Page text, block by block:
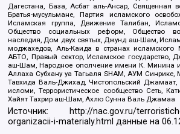
Дагестана, База, Асбат аль-Ансар, Священная
Братья-мусульмане, Партия исламского
Исламская группа, Движение Талибан,
Общество социальных реформ, Общество
наследия, Дом двух святых, Джунд аш-Шам,
моджахедов, Аль-Каида в странах исламского
АБТО, Правый сектор, Исламское государство,
аш-Шам, Народное ополчение имени К. Минина
Аллаха Субхану уа Тагьаля SHAM, АУМ
Тавхида Валь-Джихад, Чистопольский
исломи, Террористическое сообщество Сеть,
Хайят Тахрир аш-Шам, Ахлю Сунна Валь Джамаа
Источник:
http://nac.gov.ru/
organizacii-i-materialy.html данные на